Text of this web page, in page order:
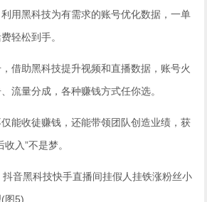
用黑科技为有需求的账号优化数据，一单
轻松到手。
借助黑科技提升视频和直播数据，账号火
流量分成，各种赚钱方式任你选。
能收徒赚钱，还能带领团队创造业绩，获
入”不是梦。